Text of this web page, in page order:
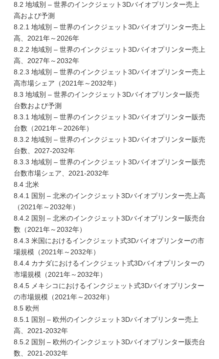
8.2 地域別 – 世界のインクジェット3Dバイオプリンター売上
高および予測
8.2.1 地域別 – 世界のインクジェット3Dバイオプリンター売上
高、2021年～2026年
8.2.2 地域別 – 世界のインクジェット3Dバイオプリンター売上
高、2027年～2032年
8.2.3 地域別 – 世界のインクジェット3Dバイオプリンター売上
高市場シェア（2021年～2032年）
8.3 地域別 – 世界のインクジェット3Dバイオプリンター販売
台数および予測
8.3.1 地域別 – 世界のインクジェット3Dバイオプリンター販売
台数（2021年～2026年）
8.3.2 地域別 – 世界のインクジェット3Dバイオプリンター販売
台数、2027-2032年
8.3.3 地域別 – 世界のインクジェット3Dバイオプリンター販売
台数市場シェア、2021-2032年
8.4 北米
8.4.1 国別 – 北米のインクジェット3Dバイオプリンター売上高
（2021年～2032年）
8.4.2 国別 – 北米のインクジェット3Dバイオプリンター販売台
数（2021年～2032年）
8.4.3 米国におけるインクジェット式3Dバイオプリンターの市
場規模（2021年～2032年）
8.4.4 カナダにおけるインクジェット式3Dバイオプリンターの
市場規模（2021年～2032年）
8.4.5 メキシコにおけるインクジェット式3Dバイオプリンター
の市場規模（2021年～2032年）
8.5 欧州
8.5.1 国別 – 欧州のインクジェット3Dバイオプリンター売上
高、2021-2032年
8.5.2 国別 – 欧州のインクジェット3Dバイオプリンター販売台
数、2021-2032年